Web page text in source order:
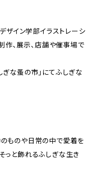
ザイン学部イラストレーシ
作、展示、店舗や催事場で
な蚤の市」にてふしぎな
ものや日常の中で愛着を
っと飾れるふしぎな生き